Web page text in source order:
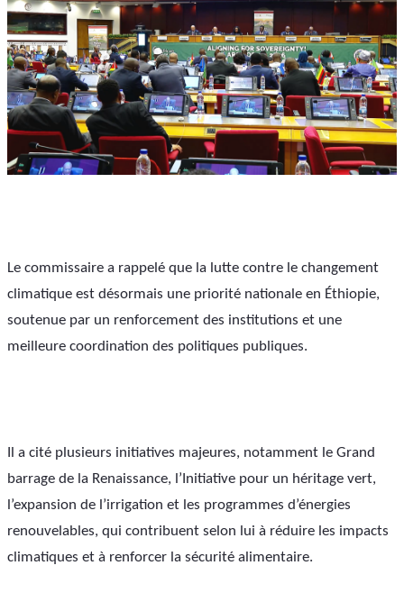
Le commissaire a rappelé que la lutte contre le changement
climatique est désormais une priorité nationale en Éthiopie,
soutenue par un renforcement des institutions et une
meilleure coordination des politiques publiques.
Il a cité plusieurs initiatives majeures, notamment le Grand
barrage de la Renaissance, l’Initiative pour un héritage vert,
l’expansion de l’irrigation et les programmes d’énergies
renouvelables, qui contribuent selon lui à réduire les impacts
climatiques et à renforcer la sécurité alimentaire.